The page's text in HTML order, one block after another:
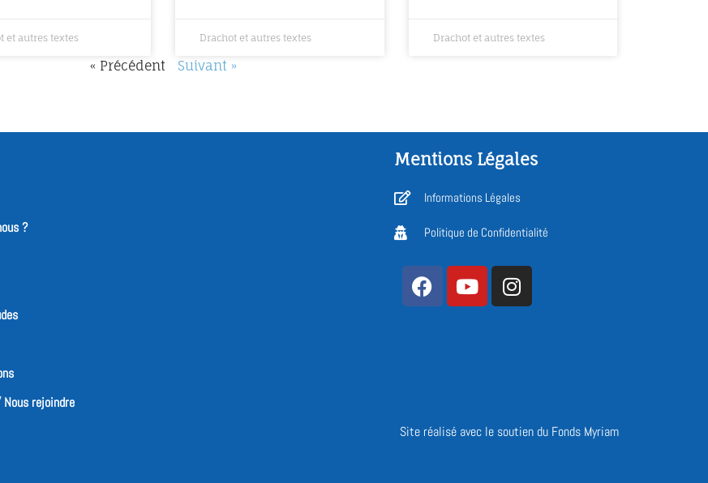
et autres textes Drachot et autres textes Drachot et autres textes
« Précédent Suivant »
?
rejoindre
Mentions Légales
Informations Légales
Politique de Confidentialité
Site réalisé avec le soutien du Fonds Myriam